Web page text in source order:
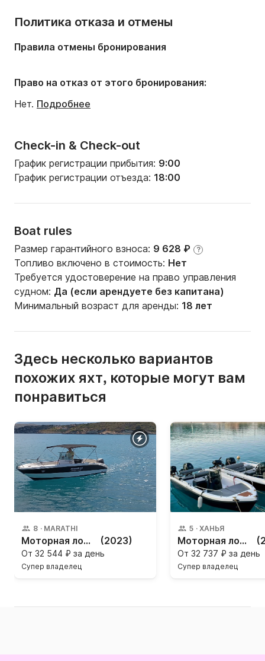
Check-in & Check-out
График регистрации прибытия: 9:00
График регистрации отъезда: 18:00
Boat rules
Размер гарантийного взноса: 9 628 ₽ ?
Топливо включено в стоимость: Нет
Требуется удостоверение на право управления
судном: Да (если арендуете без капитана)
Минимальный возраст для аренды: 18 лет
Политика отказа и отмены
Правила отмены бронирования
Право на отказ от этого бронирования:
Нет. Подробнее
Здесь несколько вариантов
похожих яхт, которые могут вам
понравиться
8 · MARATHI
Моторная лодка Emmemare Pietro Mingolla INPS Marea 22 175л.с. (2023)
От 32 544 ₽ за день
Супер владелец
5 · ХАНЬЯ
Моторная лодка A.Hellas ΑΣΣΟΣ
От 32 737 ₽ за день
Супер владелец